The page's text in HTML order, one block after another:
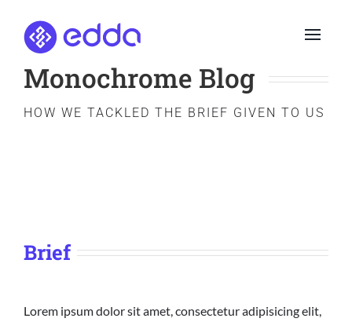
content
Monochrome Blog
HOW WE TACKLED THE BRIEF GIVEN TO US
Brief
Lorem ipsum dolor sit amet, consectetur adipisicing elit,